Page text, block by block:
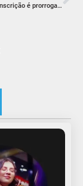
Enem: prazo de inscrição é prorrogado até dia 12 de junho